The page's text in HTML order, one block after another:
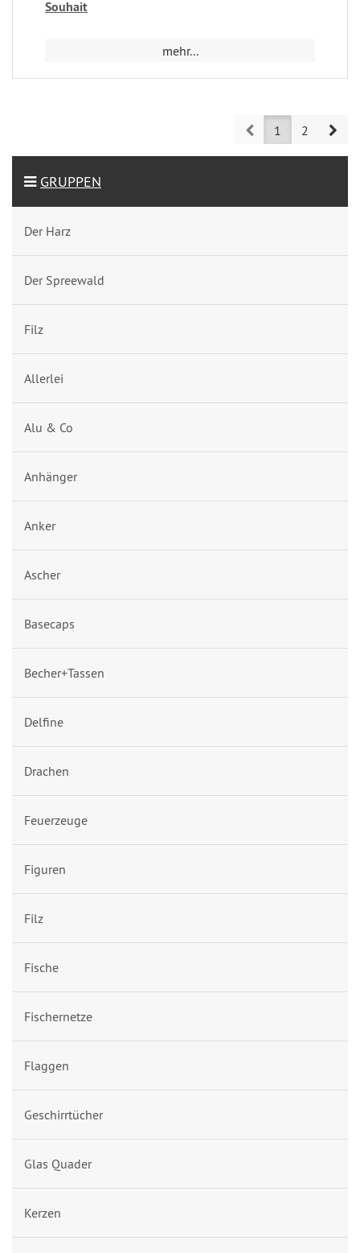
Souhait
mehr...
Prev1 2
GRUPPEN
Der Harz
Der Spreewald
Filz
Allerlei
Alu & Co
Anhänger
Anker
Ascher
Basecaps
Becher+Tassen
Delfine
Drachen
Feuerzeuge
Figuren
Filz
Fische
Fischernetze
Flaggen
Geschirrtücher
Glas Quader
Kerzen